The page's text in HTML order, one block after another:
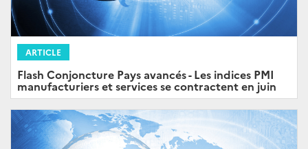
ARTICLE
Flash Conjoncture Pays avancés - Les indices PMI
manufacturiers et services se contractent en juin